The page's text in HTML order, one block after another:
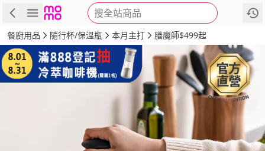
搜全站商品
商品 評價 詳情
餐廚用品 隨行杯/保溫瓶 本月主打 膳魔師$499起